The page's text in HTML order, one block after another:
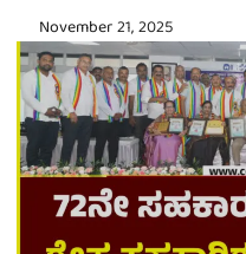
November 21, 2025